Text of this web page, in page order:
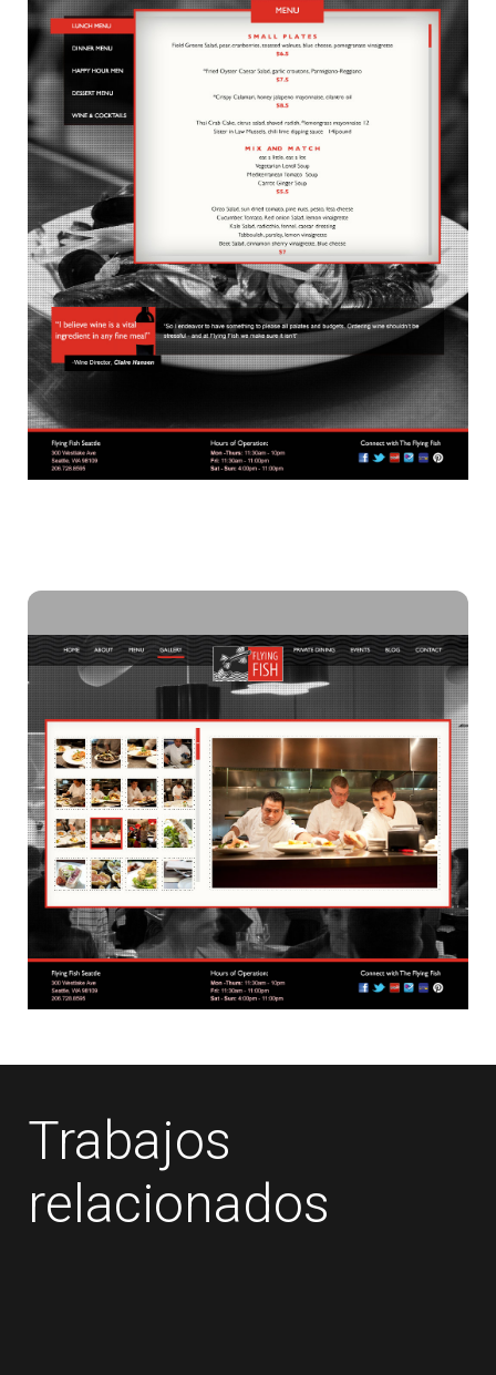
Trabajos
relacionados